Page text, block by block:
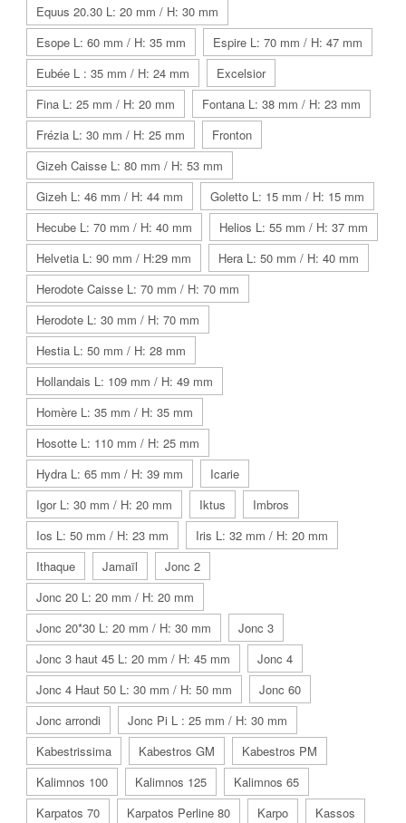
Equus 20.30 L: 20 mm / H: 30 mm
Esope L: 60 mm / H: 35 mm
Espire L: 70 mm / H: 47 mm
Eubée L : 35 mm / H: 24 mm
Excelsior
Fina L: 25 mm / H: 20 mm
Fontana L: 38 mm / H: 23 mm
Frézia L: 30 mm / H: 25 mm
Fronton
Gizeh Caisse L: 80 mm / H: 53 mm
Gizeh L: 46 mm / H: 44 mm
Goletto L: 15 mm / H: 15 mm
Hecube L: 70 mm / H: 40 mm
Helios L: 55 mm / H: 37 mm
Helvetia L: 90 mm / H:29 mm
Hera L: 50 mm / H: 40 mm
Herodote Caisse L: 70 mm / H: 70 mm
Herodote L: 30 mm / H: 70 mm
Hestia L: 50 mm / H: 28 mm
Hollandais L: 109 mm / H: 49 mm
Homère L: 35 mm / H: 35 mm
Hosotte L: 110 mm / H: 25 mm
Hydra L: 65 mm / H: 39 mm
Icarie
Igor L: 30 mm / H: 20 mm
Iktus
Imbros
Ios L: 50 mm / H: 23 mm
Iris L: 32 mm / H: 20 mm
Ithaque
Jamaïl
Jonc 2
Jonc 20 L: 20 mm / H: 20 mm
Jonc 20*30 L: 20 mm / H: 30 mm
Jonc 3
Jonc 3 haut 45 L: 20 mm / H: 45 mm
Jonc 4
Jonc 4 Haut 50 L: 30 mm / H: 50 mm
Jonc 60
Jonc arrondi
Jonc Pi L : 25 mm / H: 30 mm
Kabestrissima
Kabestros GM
Kabestros PM
Kalimnos 100
Kalimnos 125
Kalimnos 65
Karpatos 70
Karpatos Perline 80 Karpo
Kassos